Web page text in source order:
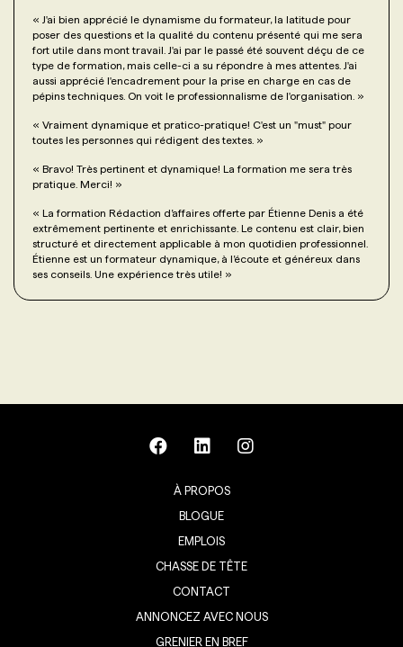
« J'ai bien apprécié le dynamisme du formateur, la latitude pour
poser des questions et la qualité du contenu présenté qui me sera
fort utile dans mont travail. J'ai par le passé été souvent déçu de ce
type de formation, mais celle-ci a su répondre à mes attentes. J'ai
aussi apprécié l'encadrement pour la prise en charge en cas de
pépins techniques. On voit le professionnalisme de l'organisation. »
« Vraiment dynamique et pratico-pratique! C'est un "must" pour
toutes les personnes qui rédigent des textes. »
« Bravo! Très pertinent et dynamique! La formation me sera très
pratique. Merci! »
« La formation Rédaction d’affaires offerte par Étienne Denis a été
extrêmement pertinente et enrichissante. Le contenu est clair, bien
structuré et directement applicable à mon quotidien professionnel.
Étienne est un formateur dynamique, à l’écoute et généreux dans
ses conseils. Une expérience très utile! »
À PROPOS
BLOGUE
EMPLOIS
CHASSE DE TÊTE
CONTACT
ANNONCEZ AVEC NOUS
GRENIER EN BREF